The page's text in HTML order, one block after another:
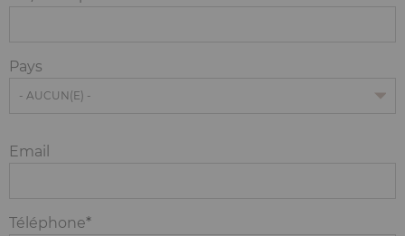
Pays
Email
Téléphone